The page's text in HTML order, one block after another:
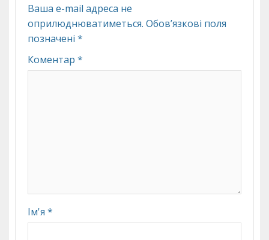
Ваша e-mail адреса не
оприлюднюватиметься. Обов’язкові поля
позначені *
Коментар *
Ім'я *